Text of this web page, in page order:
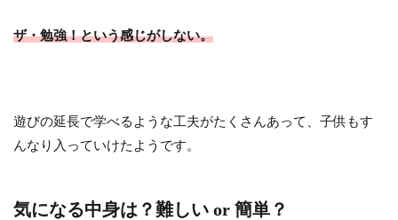
ザ・勉強！という感じがしない。
遊びの延長で学べるような工夫がたくさんあって、子供もす
んなり入っていけたようです。
気になる中身は？難しい or 簡単？